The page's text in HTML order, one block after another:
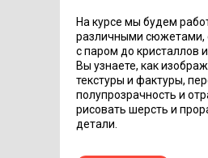
На курсе мы будем
различными сюжетами,
с паром до кристаллов
Вы узнаете, как
текстуры и фактуры,
полупрозрачность и
рисовать шерсть и
детали.